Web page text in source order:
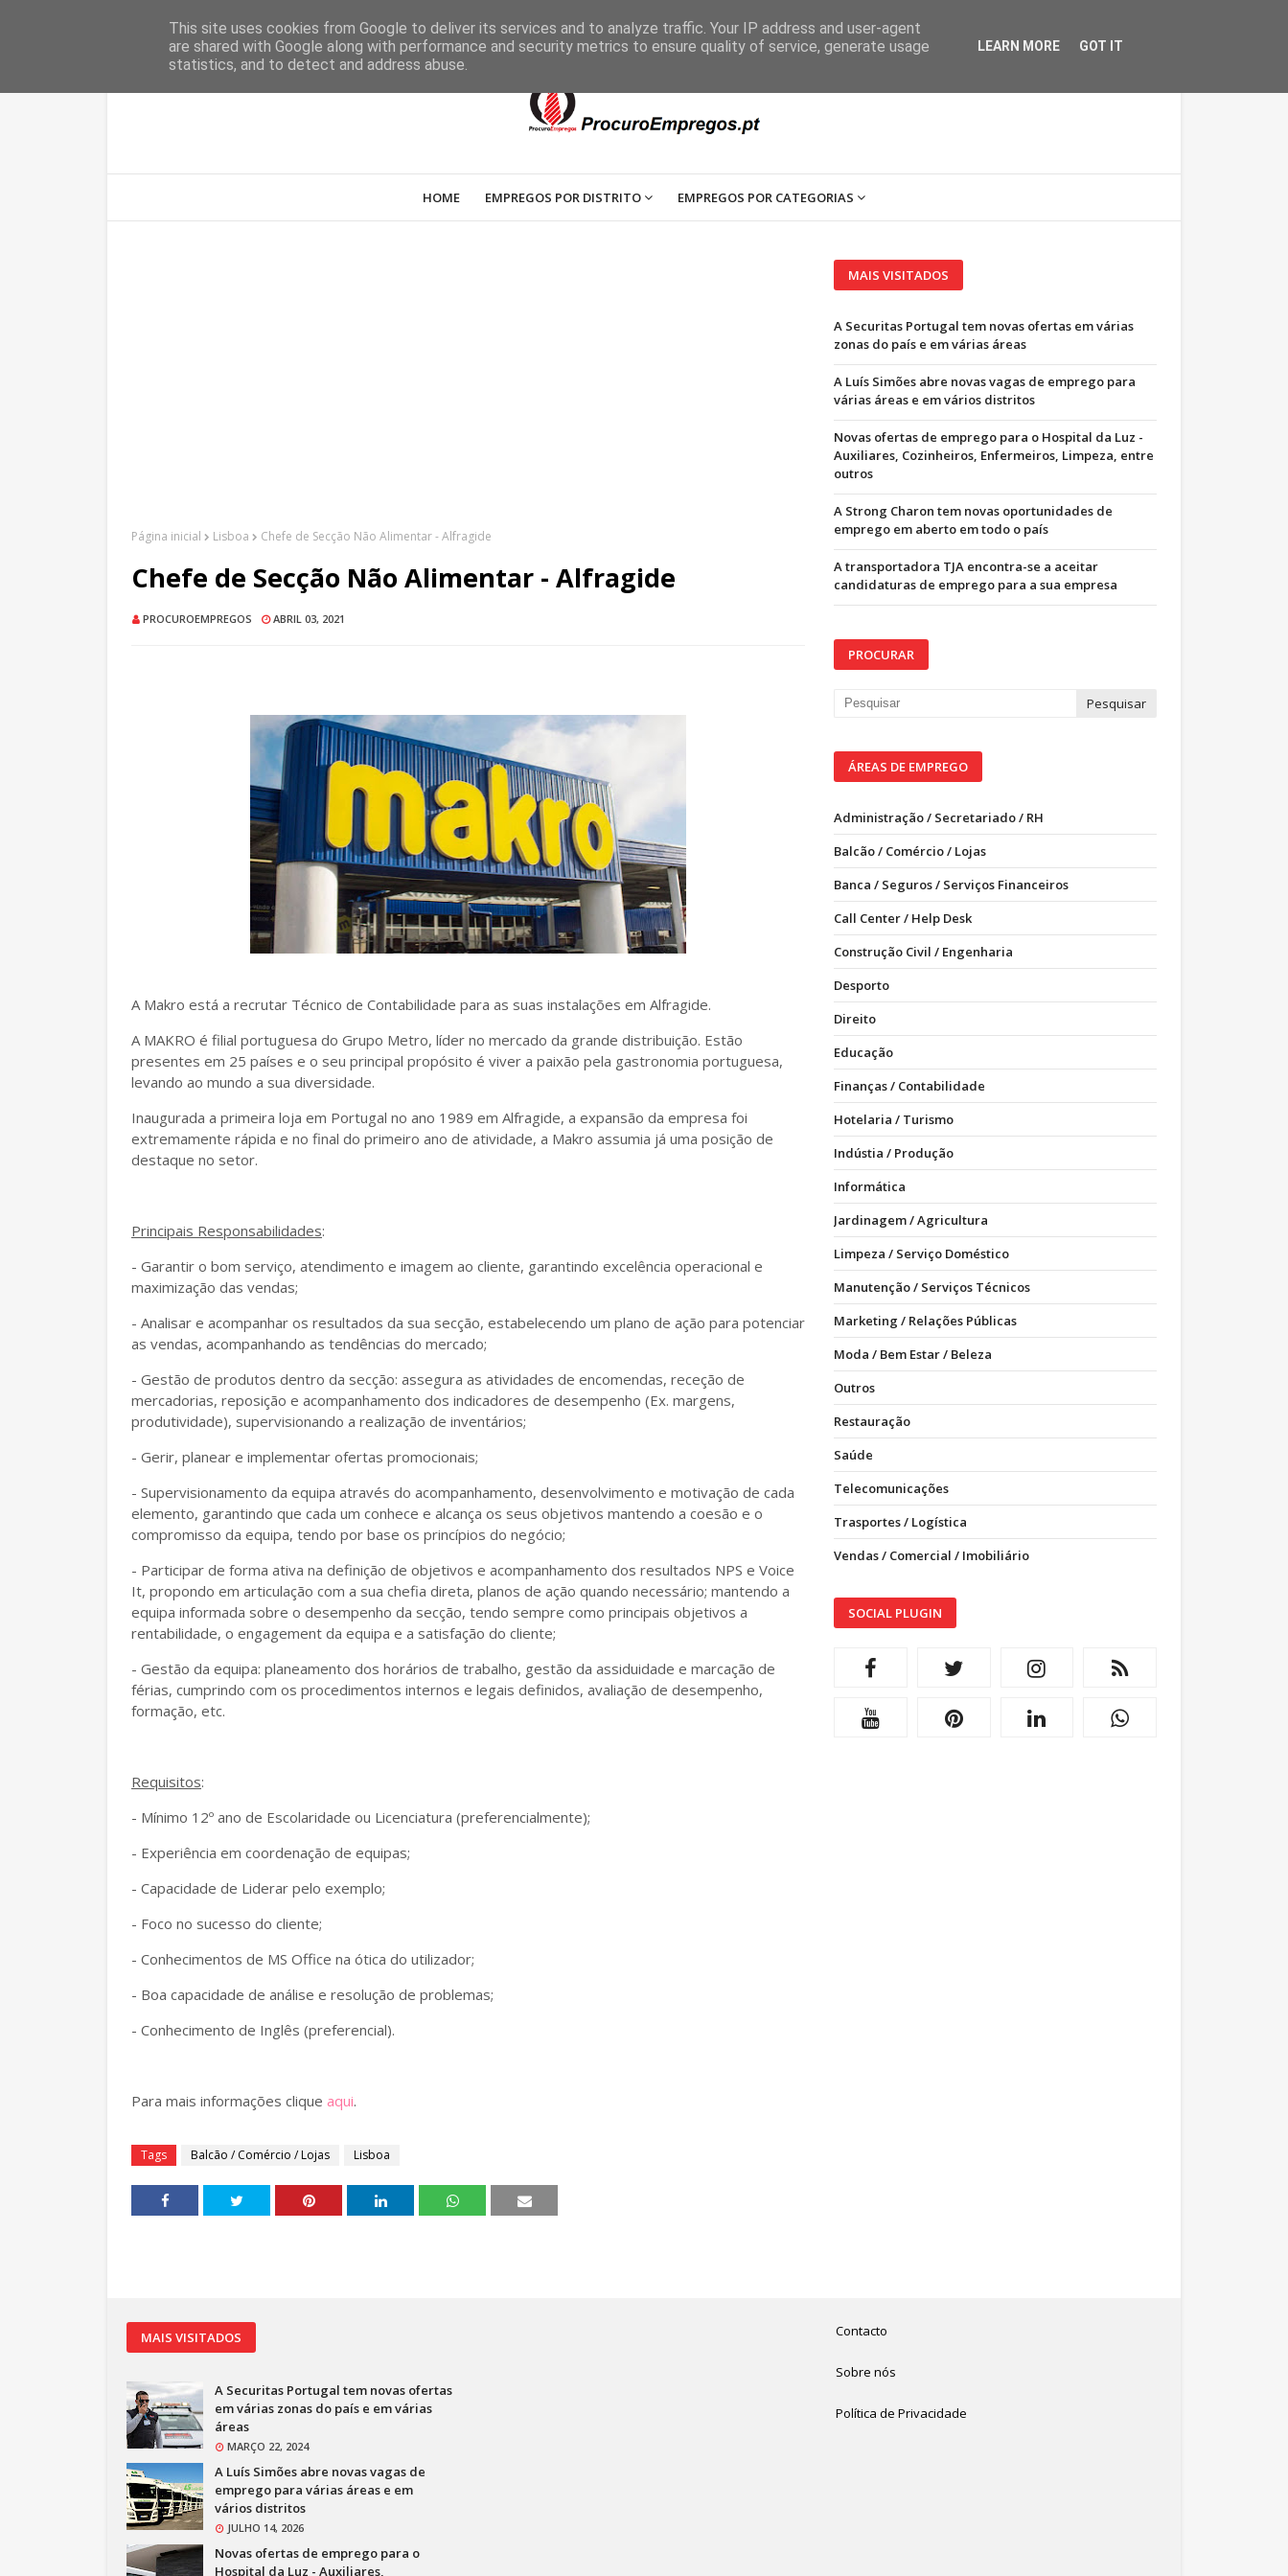
HOME EMPREGOS POR DISTRITO EMPREGOS POR CATEGORIAS
Página inicial Lisboa Chefe de Secção Não Alimentar - Alfragide
Chefe de Secção Não Alimentar - Alfragide
PROCUROEMPREGOS ABRIL 03, 2021
A Makro está a recrutar Técnico de Contabilidade para as suas instalações em Alfragide.
A MAKRO é filial portuguesa do Grupo Metro, líder no mercado da grande distribuição. Estão
presentes em 25 países e o seu principal propósito é viver a paixão pela gastronomia portuguesa,
levando ao mundo a sua diversidade.
Inaugurada a primeira loja em Portugal no ano 1989 em Alfragide, a expansão da empresa foi
extremamente rápida e no final do primeiro ano de atividade, a Makro assumia já uma posição de
destaque no setor.
Principais Responsabilidades:
- Garantir o bom serviço, atendimento e imagem ao cliente, garantindo excelência operacional e
maximização das vendas;
- Analisar e acompanhar os resultados da sua secção, estabelecendo um plano de ação para potenciar
as vendas, acompanhando as tendências do mercado;
- Gestão de produtos dentro da secção: assegura as atividades de encomendas, receção de
mercadorias, reposição e acompanhamento dos indicadores de desempenho (Ex. margens,
produtividade), supervisionando a realização de inventários;
- Gerir, planear e implementar ofertas promocionais;
- Supervisionamento da equipa através do acompanhamento, desenvolvimento e motivação de cada
elemento, garantindo que cada um conhece e alcança os seus objetivos mantendo a coesão e o
compromisso da equipa, tendo por base os princípios do negócio;
- Participar de forma ativa na definição de objetivos e acompanhamento dos resultados NPS e Voice
It, propondo em articulação com a sua chefia direta, planos de ação quando necessário; mantendo a
equipa informada sobre o desempenho da secção, tendo sempre como principais objetivos a
rentabilidade, o engagement da equipa e a satisfação do cliente;
- Gestão da equipa: planeamento dos horários de trabalho, gestão da assiduidade e marcação de
férias, cumprindo com os procedimentos internos e legais definidos, avaliação de desempenho,
formação, etc.
Requisitos:
- Mínimo 12º ano de Escolaridade ou Licenciatura (preferencialmente);
- Experiência em coordenação de equipas;
- Capacidade de Liderar pelo exemplo;
- Foco no sucesso do cliente;
- Conhecimentos de MS Office na ótica do utilizador;
- Boa capacidade de análise e resolução de problemas;
- Conhecimento de Inglês (preferencial).
Para mais informações clique aqui.
Tags Balcão / Comércio / Lojas Lisboa
MAIS VISITADOS
A Securitas Portugal tem novas ofertas em várias
zonas do país e em várias áreas
A Luís Simões abre novas vagas de emprego para
várias áreas e em vários distritos
Novas ofertas de emprego para o Hospital da Luz -
Auxiliares, Cozinheiros, Enfermeiros, Limpeza, entre
outros
A Strong Charon tem novas oportunidades de
emprego em aberto em todo o país
A transportadora TJA encontra-se a aceitar
candidaturas de emprego para a sua empresa
PROCURAR
ÁREAS DE EMPREGO
Administração / Secretariado / RH
Balcão / Comércio / Lojas
Banca / Seguros / Serviços Financeiros
Call Center / Help Desk
Construção Civil / Engenharia
Desporto
Direito
Educação
Finanças / Contabilidade
Hotelaria / Turismo
Indústia / Produção
Informática
Jardinagem / Agricultura
Limpeza / Serviço Doméstico
Manutenção / Serviços Técnicos
Marketing / Relações Públicas
Moda / Bem Estar / Beleza
Outros
Restauração
Saúde
Telecomunicações
Trasportes / Logística
Vendas / Comercial / Imobiliário
SOCIAL PLUGIN
MAIS VISITADOS
A Securitas Portugal tem novas ofertas
em várias zonas do país e em várias
áreas
MARÇO 22, 2024
A Luís Simões abre novas vagas de
emprego para várias áreas e em
vários distritos
JULHO 14, 2026
Novas ofertas de emprego para o
Hospital da Luz - Auxiliares,
Contacto
Sobre nós
Política de Privacidade
This site uses cookies from Google to deliver its services and to analyze traffic. Your IP address and user-agent
are shared with Google along with performance and security metrics to ensure quality of service, generate usage
statistics, and to detect and address abuse.
LEARN MORE GOT IT